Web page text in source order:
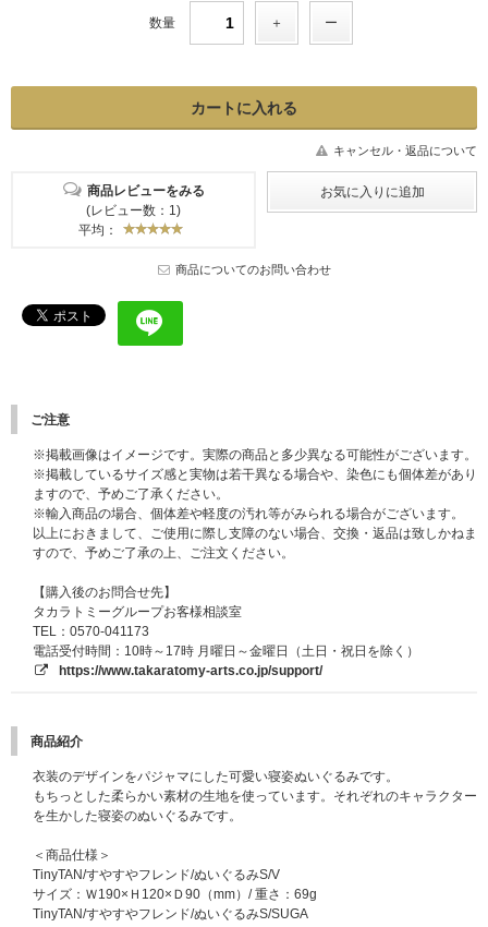
数量
キャンセル・返品について
商品レビューをみる
(レビュー数：1)
平均：
商品についてのお問い合わせ
ご注意
※掲載画像はイメージです。実際の商品と多少異なる可能性がございます。
※掲載しているサイズ感と実物は若干異なる場合や、染色にも個体差があり
ますので、予めご了承ください。
※輸入商品の場合、個体差や軽度の汚れ等がみられる場合がございます。
以上におきまして、ご使用に際し支障のない場合、交換・返品は致しかねま
すので、予めご了承の上、ご注文ください。
【購入後のお問合せ先】
タカラトミーグループお客様相談室
TEL：0570-041173
電話受付時間：10時～17時 月曜日～金曜日（土日・祝日を除く）
https://www.takaratomy-arts.co.jp/support/
商品紹介
衣装のデザインをパジャマにした可愛い寝姿ぬいぐるみです。
もちっとした柔らかい素材の生地を使っています。それぞれのキャラクター
を生かした寝姿のぬいぐるみです。
＜商品仕様＞
TinyTAN/すやすやフレンド/ぬいぐるみS/V
サイズ：Ｗ190×Ｈ120×Ｄ90（mm）/ 重さ：69g
TinyTAN/すやすやフレンド/ぬいぐるみS/SUGA